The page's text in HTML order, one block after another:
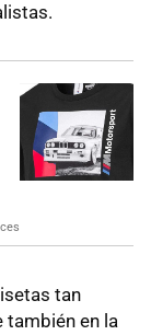
tan
también en la